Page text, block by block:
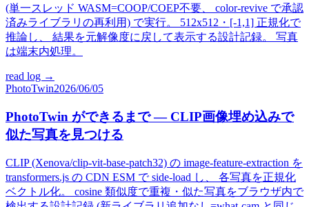
(単一スレッド WASM=COOP/COEP不要、 color-revive で承認
済みライブラリの再利用) で実行。 512x512・[-1,1] 正規化で
推論し、 結果を元解像度に戻して表示する設計記録。 写真
は端末内処理。
read log →
PhotoTwin2026/06/05
PhotoTwin ができるまで — CLIP画像埋め込みで
似た写真を見つける
CLIP (Xenova/clip-vit-base-patch32) の image-feature-extraction を
transformers.js の CDN ESM で side-load し、 各写真を正規化
ベクトル化。 cosine 類似度で重複・似た写真をブラウザ内で